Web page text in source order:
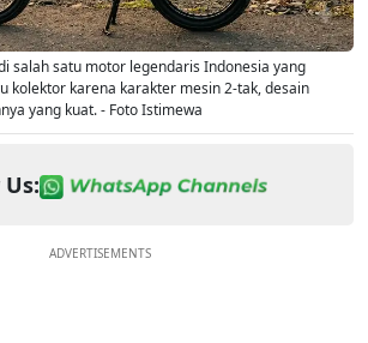
salah satu motor legendaris Indonesia yang
kolektor karena karakter mesin 2-tak, desain
yang kuat. - Foto Istimewa
ADVERTISEMENTS